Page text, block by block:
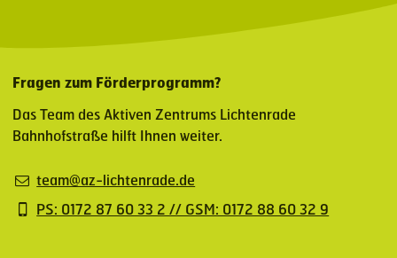
Fragen zum Förderprogramm?
Das Team des Aktiven Zentrums Lichtenrade
Bahnhofstraße hilft Ihnen weiter.
team@az-lichtenrade.de
PS: 0172 87 60 33 2 // GSM: 0172 88 60 32 9